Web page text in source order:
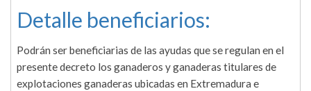
Detalle beneficiarios:
Podrán ser beneficiarias de las ayudas que se regulan en el
presente decreto los ganaderos y ganaderas titulares de
explotaciones ganaderas ubicadas en Extremadura e